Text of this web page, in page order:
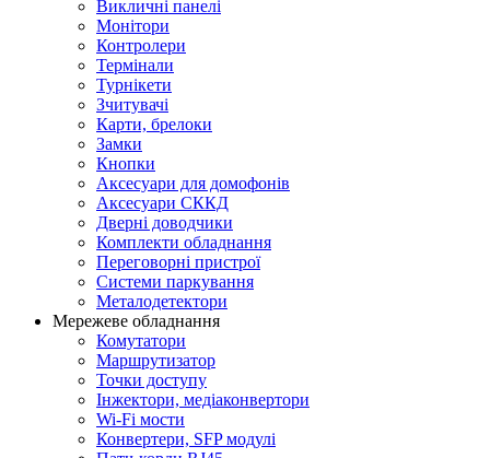
Викличні панелі
Монітори
Контролери
Термінали
Турнікети
Зчитувачі
Карти, брелоки
Замки
Кнопки
Аксесуари для домофонів
Аксесуари СККД
Дверні доводчики
Комплекти обладнання
Переговорні пристрої
Системи паркування
Металодетектори
Мережеве обладнання
Комутатори
Маршрутизатор
Точки доступу
Інжектори, медіаконвертори
Wi-Fi мости
Конвертери, SFP модулі